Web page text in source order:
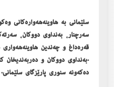
سلێمانی بە ھاوینەھەوارەکانی
سەرچنار، بەنداوی دووکان،
قەرەداغ و چەندین ھاوینەھەواری
‌.بەنداوی دووکان و ده‌ربه‌ندیخان
ده‌كه‌ونه‌ سنوری پارێزگای سلێمانی.